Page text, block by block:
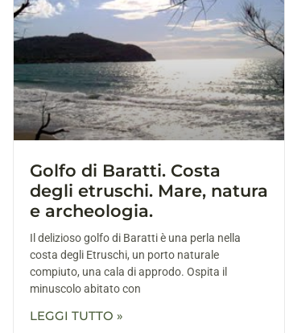
Golfo di Baratti. Costa
degli etruschi. Mare, natura
e archeologia.
Il delizioso golfo di Baratti è una perla nella
costa degli Etruschi, un porto naturale
compiuto, una cala di approdo. Ospita il
minuscolo abitato con
LEGGI TUTTO »